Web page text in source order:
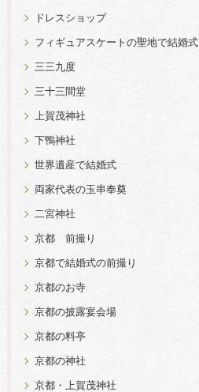
ドレスショップ
フィギュアスケートの聖地で結婚式
三三九度
三十三間堂
上賀茂神社
下鴨神社
世界遺産で結婚式
両家代表の玉串奉奠
二宮神社
京都 前撮り
京都で結婚式の前撮り
京都のお寺
京都の披露宴会場
京都の料亭
京都の神社
京都・上賀茂神社